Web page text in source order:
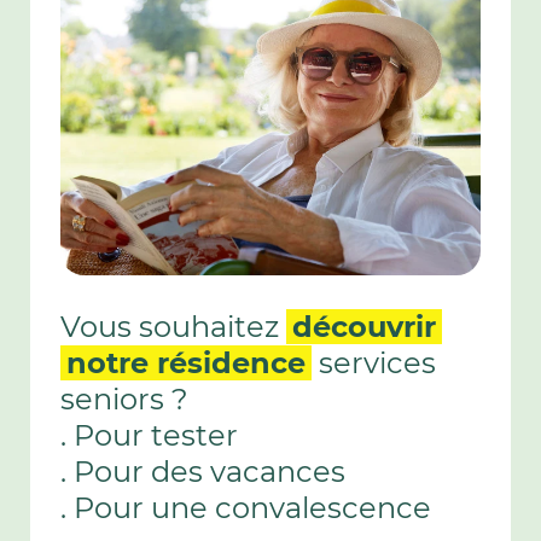
Vous souhaitez découvrir
notre résidence services
seniors ?
. Pour tester
. Pour des vacances
. Pour une convalescence